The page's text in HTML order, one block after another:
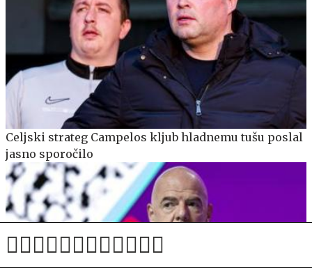
Celjski strateg Campelos kljub hladnemu tušu poslal
jasno sporočilo